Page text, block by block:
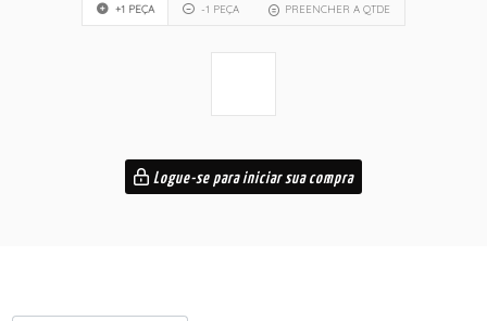
+1 PEÇA -1 PEÇA PREENCHER A QTDE
Logue-se para iniciar sua compra